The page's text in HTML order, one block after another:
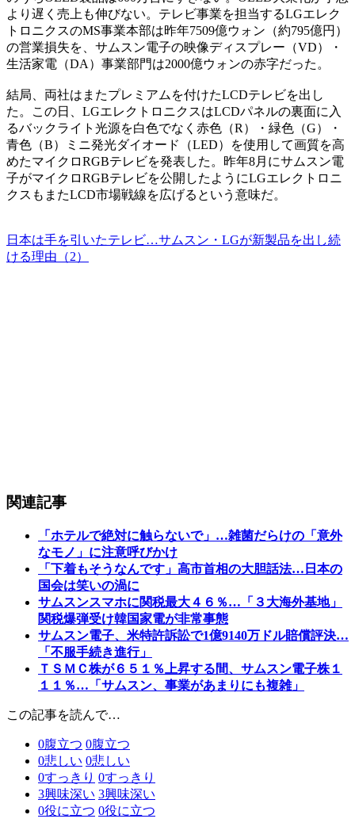
より遅く売上も伸びない。テレビ事業を担当するLGエレク
トロニクスのMS事業本部は昨年7509億ウォン（約795億円）
の営業損失を、サムスン電子の映像ディスプレー（VD）・
生活家電（DA）事業部門は2000億ウォンの赤字だった。
結局、両社はまたプレミアムを付けたLCDテレビを出し
た。この日、LGエレクトロニクスはLCDパネルの裏面に入
るバックライト光源を白色でなく赤色（R）・緑色（G）・
青色（B）ミニ発光ダイオード（LED）を使用して画質を高
めたマイクロRGBテレビを発表した。昨年8月にサムスン電
子がマイクロRGBテレビを公開したようにLGエレクトロニ
クスもまたLCD市場戦線を広げるという意味だ。
日本は手を引いたテレビ…サムスン・LGが新製品を出し続
ける理由（2）
関連記事
「ホテルで絶対に触らないで」…雑菌だらけの「意外
なモノ」に注意呼びかけ
「下着もそうなんです」高市首相の大胆話法…日本の
国会は笑いの渦に
サムスンスマホに関税最大４６％…「３大海外基地」
関税爆弾受け韓国家電が非常事態
サムスン電子、米特許訴訟で1億9140万ドル賠償評決…
「不服手続き進行」
ＴＳＭＣ株が６５１％上昇する間、サムスン電子株１
１１％…「サムスン、事業があまりにも複雑」
この記事を読んで…
0腹立つ 0腹立つ
0悲しい 0悲しい
0すっきり 0すっきり
3興味深い 3興味深い
0役に立つ 0役に立つ